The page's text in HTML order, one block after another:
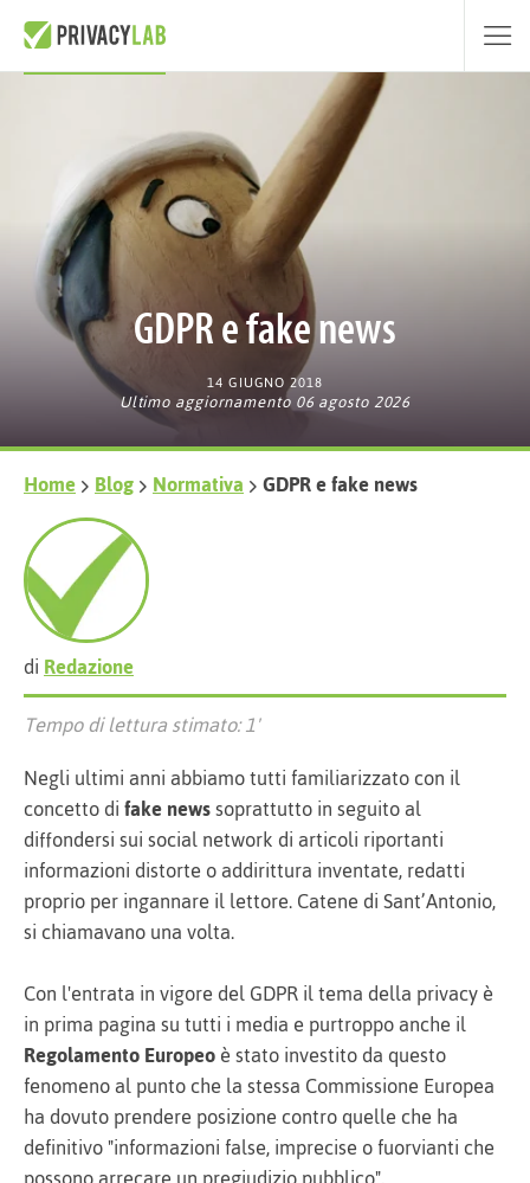
GDPR e fake news
14 GIUGNO 2018
Ultimo aggiornamento 06 agosto 2026
Home Blog Normativa GDPR e fake news
diRedazione
Tempo di lettura stimato: 1'
Negli ultimi anni abbiamo tutti familiarizzato con il
concetto difake newssoprattutto in seguito al
diffondersi sui social network di articoli riportanti
informazioni distorte o addirittura inventate, redatti
proprio per ingannare il lettore. Catene di Sant’Antonio,
si chiamavano una volta.
Con l'entrata in vigore del GDPR il tema della privacy è
in prima pagina su tutti i media e purtroppo anche il
Regolamento Europeoè stato investito da questo
fenomeno al punto che la stessa Commissione Europea
ha dovuto prendere posizione contro quelle che ha
definitivo "informazioni false, imprecise o fuorvianti che